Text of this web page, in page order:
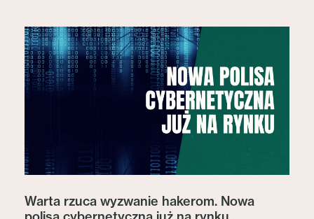
Warta rzuca wyzwanie hakerom. Nowa